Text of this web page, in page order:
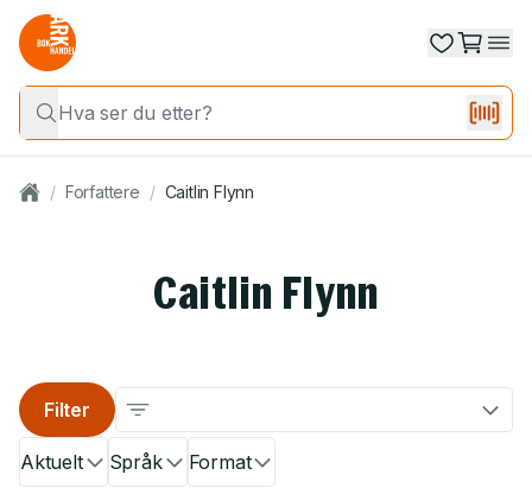
/ Forfattere / Caitlin Flynn
Caitlin Flynn
Aktuelt Språk Format
Filter